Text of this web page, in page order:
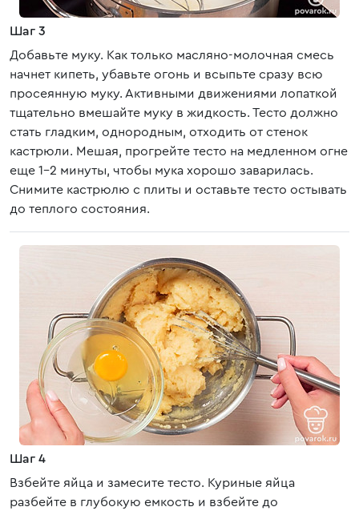
Шаг 3
Добавьте муку. Как только масляно-молочная смесь
начнет кипеть, убавьте огонь и всыпьте сразу всю
просеянную муку. Активными движениями лопаткой
тщательно вмешайте муку в жидкость. Тесто должно
стать гладким, однородным, отходить от стенок
кастрюли. Мешая, прогрейте тесто на медленном огне
еще 1-2 минуты, чтобы мука хорошо заварилась.
Снимите кастрюлю с плиты и оставьте тесто остывать
до теплого состояния.
Шаг 4
Взбейте яйца и замесите тесто. Куриные яйца
разбейте в глубокую емкость и взбейте до